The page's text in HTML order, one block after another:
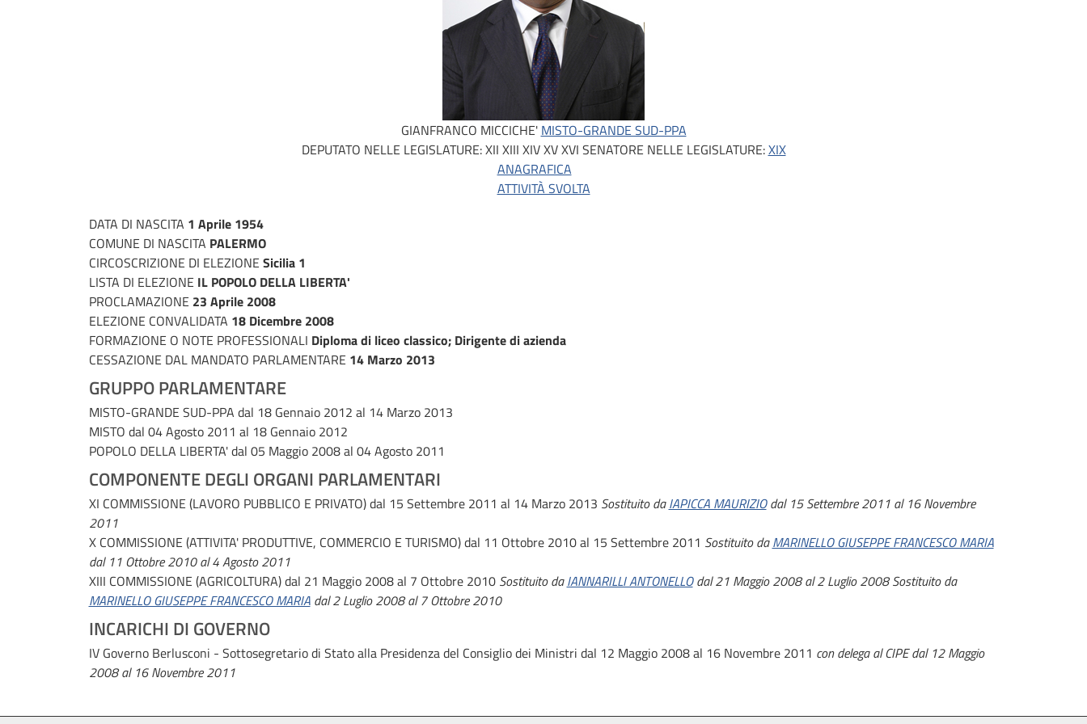
GIANFRANCO MICCICHE' MISTO-GRANDE SUD-PPA
DEPUTATO NELLE LEGISLATURE:XII XIII XIVXVXVI SENATORE NELLE LEGISLATURE:XIX
ANAGRAFICA
ATTIVITÀ SVOLTA
DATA DI NASCITA 1 Aprile 1954
COMUNE DI NASCITA PALERMO
CIRCOSCRIZIONE DI ELEZIONE Sicilia 1
LISTA DI ELEZIONE IL POPOLO DELLA LIBERTA'
PROCLAMAZIONE 23 Aprile 2008
ELEZIONE CONVALIDATA 18 Dicembre 2008
FORMAZIONE O NOTE PROFESSIONALI Diploma di liceo classico; Dirigente di azienda
CESSAZIONE DAL MANDATO PARLAMENTARE 14 Marzo 2013
GRUPPO PARLAMENTARE
MISTO-GRANDE SUD-PPA dal 18 Gennaio 2012 al 14 Marzo 2013
MISTO dal 04 Agosto 2011 al 18 Gennaio 2012
POPOLO DELLA LIBERTA'dal 05 Maggio 2008 al 04 Agosto 2011
COMPONENTE DEGLI ORGANI PARLAMENTARI
XI COMMISSIONE (LAVORO PUBBLICO E PRIVATO)dal 15 Settembre 2011 al 14 Marzo 2013 Sostituito daIAPICCA MAURIZIOdal 15 Settembre 2011 al 16 Novembre
2011
X COMMISSIONE (ATTIVITA' PRODUTTIVE, COMMERCIO E TURISMO)dal 11 Ottobre 2010 al 15 Settembre 2011 Sostituito daMARINELLO GIUSEPPE FRANCESCO MARIA
dal 11 Ottobre 2010 al 4 Agosto 2011
XIII COMMISSIONE (AGRICOLTURA)dal 21 Maggio 2008 al 7 Ottobre 2010 Sostituito daIANNARILLI ANTONELLOdal 21 Maggio 2008 al 2 Luglio 2008 Sostituito da
MARINELLO GIUSEPPE FRANCESCO MARIAdal 2 Luglio 2008 al 7 Ottobre 2010
INCARICHI DI GOVERNO
IV Governo Berlusconi - Sottosegretario di Stato alla Presidenza del Consiglio dei Ministri dal 12 Maggio 2008 al 16 Novembre 2011 con delega al CIPE dal 12 Maggio
2008 al 16 Novembre 2011